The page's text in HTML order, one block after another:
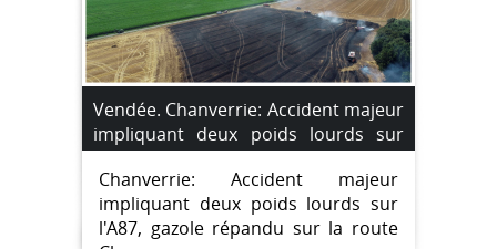
Vendée. Chanverrie: Accident majeur
impliquant deux poids lourds sur
l'A87, gazole répandu sur la route
Chanverrie: Accident majeur
impliquant deux poids lourds sur
l'A87, gazole répandu sur la route